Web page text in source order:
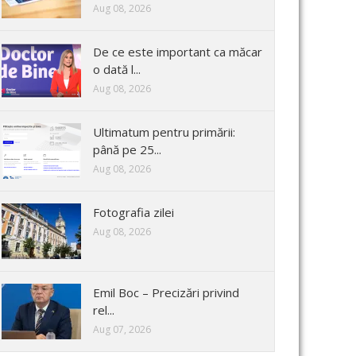
Aug 08, 2026
De ce este important ca măcar
o dată l...
Aug 08, 2026
Ultimatum pentru primării:
până pe 25...
Aug 08, 2026
Fotografia zilei
Aug 08, 2026
Emil Boc – Precizări privind
rel...
Aug 07, 2026